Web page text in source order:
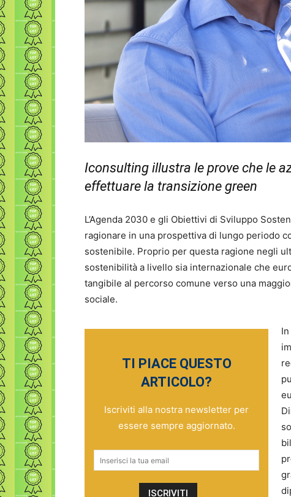
Iconsulting illustra le prove che le
effettuare la transizione green
L’Agenda 2030 e gli Obiettivi di Sviluppo
ragionare in una prospettiva di lungo periodo
sostenibile. Proprio per questa ragione negli
sostenibilità a livello sia internazionale che
tangibile al percorso comune verso una
sociale.
TI PIACE QUESTO
ARTICOLO?
Iscriviti alla nostra newsletter per
essere sempre aggiornato.